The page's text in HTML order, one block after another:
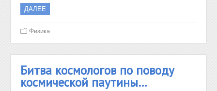
ДАЛЕЕ
Физика
Битва космологов по поводу
космической паутины…